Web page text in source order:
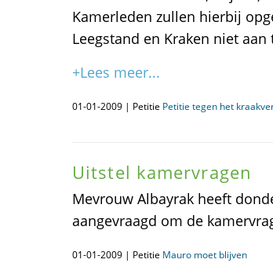
Kamerleden zullen hierbij
Leegstand en Kraken niet aan
+Lees meer...
01-01-2009 | Petitie Petitie tegen het
Uitstel kamervragen
Mevrouw Albayrak heeft
aangevraagd om de
01-01-2009 | Petitie Mauro moet blijven